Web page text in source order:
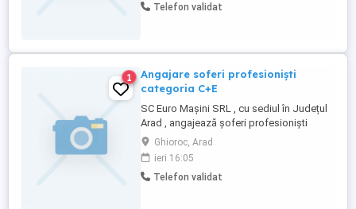
să plătește pe pe cele 2 săptămâni) Avem
Telefon validat
1
Angajare soferi profesioniști
categoria C+E
SC Euro Mașini SRL , cu sediul în Județul
Arad , angajează șoferi profesioniști
categoria C+E , pe autobasculanta cu
cutie manuală . Tel
Ghioroc, Arad
ieri 16:05
Telefon validat